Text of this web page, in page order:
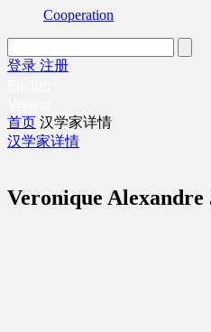
Cooperation
登录 注册
首页 汉学家详情
汉学家详情
Veronique Alexandre